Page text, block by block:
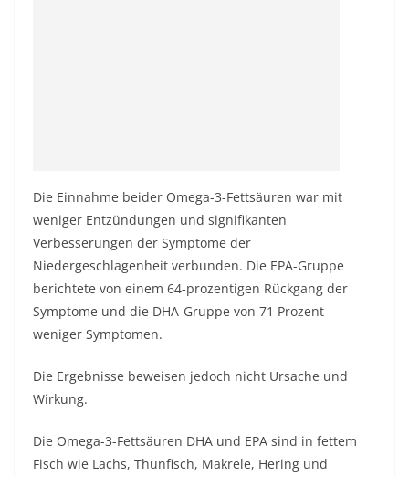
Die Einnahme beider Omega-3-Fettsäuren war mit
weniger Entzündungen und signifikanten
Verbesserungen der Symptome der
Niedergeschlagenheit verbunden. Die EPA-Gruppe
berichtete von einem 64-prozentigen Rückgang der
Symptome und die DHA-Gruppe von 71 Prozent
weniger Symptomen.
Die Ergebnisse beweisen jedoch nicht Ursache und
Wirkung.
Die Omega-3-Fettsäuren DHA und EPA sind in fettem
Fisch wie Lachs, Thunfisch, Makrele, Hering und